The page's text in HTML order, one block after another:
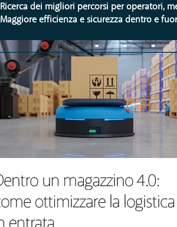
Ricerca dei migliori percorsi per operatori,
Maggiore efficienza e sicurezza dentro e